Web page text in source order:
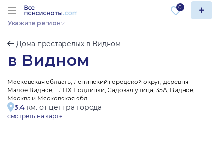
Укажите регион
0
Дома престарелых в Видном
в Видном
Московская область, Ленинский городской округ, деревня
Малое Видное, ТЛПХ Подлипки, Садовая улица, 35А, Видное,
Москва и Московская обл.
3.4 км. от центра города
смотреть на карте